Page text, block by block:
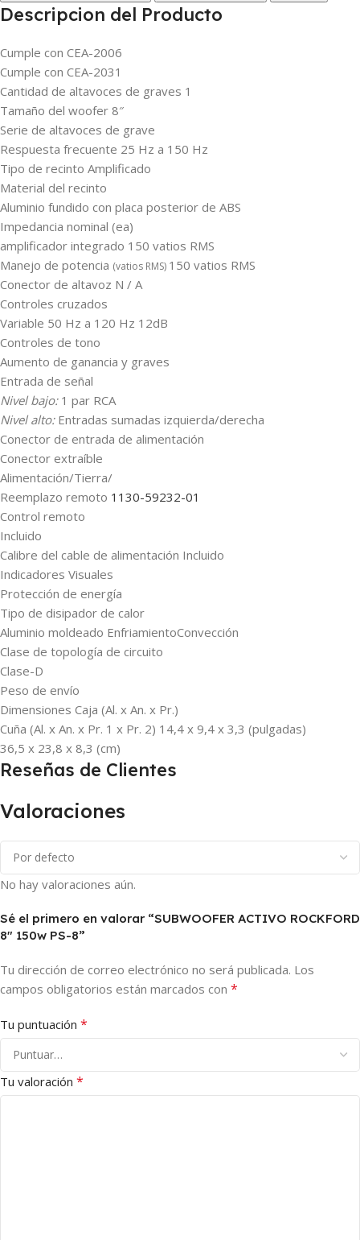
Descripcion del Producto
Cumple con CEA-2006
Cumple con CEA-2031
Cantidad de altavoces de graves 1
Tamaño del woofer 8″
Serie de altavoces de grave
Respuesta frecuente 25 Hz a 150 Hz
Tipo de recinto Amplificado
Material del recinto
Aluminio fundido con placa posterior de ABS
Impedancia nominal (ea)
amplificador integrado 150 vatios RMS
Manejo de potencia (vatios RMS) 150 vatios RMS
Conector de altavoz N / A
Controles cruzados
Variable 50 Hz a 120 Hz 12dB
Controles de tono
Aumento de ganancia y graves
Entrada de señal
Nivel bajo:1 par RCA
Nivel alto:Entradas sumadas izquierda/derecha
Conector de entrada de alimentación
Conector extraíble
Alimentación/Tierra/
Reemplazo remoto 1130-59232-01
Control remoto
Incluido
Calibre del cable de alimentación Incluido
Indicadores Visuales
Protección de energía
Tipo de disipador de calor
Aluminio moldeado EnfriamientoConvección
Clase de topología de circuito
Clase-D
Peso de envío
Dimensiones Caja (Al. x An. x Pr.)
Cuña (Al. x An. x Pr. 1 x Pr. 2) 14,4 x 9,4 x 3,3 (pulgadas)
36,5 x 23,8 x 8,3 (cm)
Reseñas de Clientes
Valoraciones
No hay valoraciones aún.
Sé el primero en valorar “SUBWOOFER ACTIVO ROCKFORD
8″ 150w PS-8”
Tu dirección de correo electrónico no será publicada. Los
campos obligatorios están marcados con *
Tu puntuación *
Tu valoración *